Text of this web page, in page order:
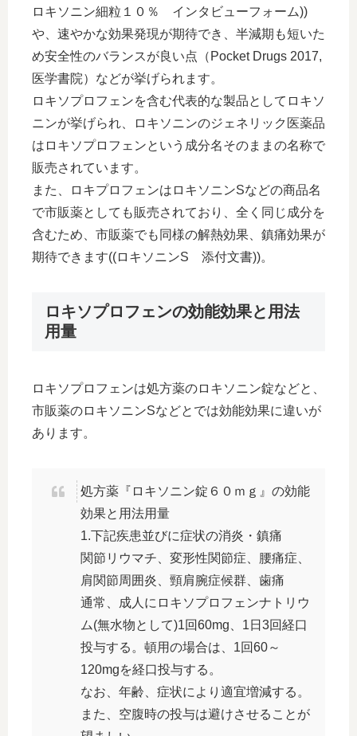
ロキソニン細粒１０％ インタビューフォーム))
や、速やかな効果発現が期待でき、半減期も短いた
め安全性のバランスが良い点（Pocket Drugs 2017,
医学書院）などが挙げられます。
ロキソプロフェンを含む代表的な製品としてロキソ
ニンが挙げられ、ロキソニンのジェネリック医薬品
はロキソプロフェンという成分名そのままの名称で
販売されています。
また、ロキプロフェンはロキソニンSなどの商品名
で市販薬としても販売されており、全く同じ成分を
含むため、市販薬でも同様の解熱効果、鎮痛効果が
期待できます((ロキソニンS 添付文書))。
ロキソプロフェンの効能効果と用法
用量
ロキソプロフェンは処方薬のロキソニン錠などと、
市販薬のロキソニンSなどとでは効能効果に違いが
あります。
処方薬『ロキソニン錠６０ｍｇ』の効能
効果と用法用量
1.下記疾患並びに症状の消炎・鎮痛
関節リウマチ、変形性関節症、腰痛症、
肩関節周囲炎、頸肩腕症候群、歯痛
通常、成人にロキソプロフェンナトリウ
ム(無水物として)1回60mg、1日3回経口
投与する。頓用の場合は、1回60～
120mgを経口投与する。
なお、年齢、症状により適宜増減する。
また、空腹時の投与は避けさせることが